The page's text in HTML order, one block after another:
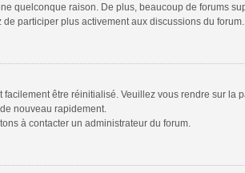
quelconque raison. De plus, beaucoup de forums
participer plus activement aux discussions du forum.
être réinitialisé. Veuillez vous rendre sur la
nouveau rapidement.
à contacter un administrateur du forum.